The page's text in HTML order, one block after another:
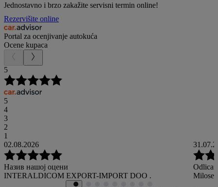
Jednostavno i brzo zakažite servisni termin online!
Rezervišite online
Portal za ocenjivanje autokuća
Ocene kupaca
5
5
4
3
2
1
02.08.2026
Назив нашој оцени
INTERALDICOM EXPORT-IMPORT DOO .